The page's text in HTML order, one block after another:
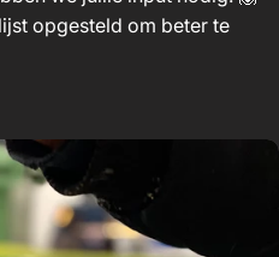
opgesteld om beter te